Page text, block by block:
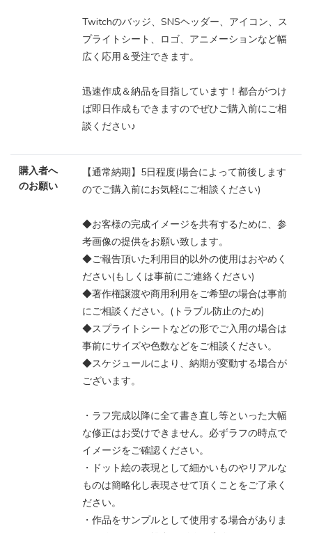
Twitchのバッジ、SNSヘッダー、アイコン、ス
プライトシート、ロゴ、アニメーションなど幅
広く応用＆受注できます。
迅速作成＆納品を目指しています！都合がつけ
ば即日作成もできますのでぜひご購入前にご相
談ください♪
購入者へ
のお願い
【通常納期】5日程度(場合によって前後します
のでご購入前にお気軽にご相談ください)
◆お客様の完成イメージを共有するために、参
考画像の提供をお願い致します。
◆ご報告頂いた利用目的以外の使用はおやめく
ださい(もしくは事前にご連絡ください)
◆著作権譲渡や商用利用をご希望の場合は事前
にご相談ください。(トラブル防止のため)
◆スプライトシートなどの形でご入用の場合は
事前にサイズや色数などをご相談ください。
◆スケジュールにより、納期が変動する場合が
ございます。
・ラフ完成以降に全て書き直し等といった大幅
な修正はお受けできません。必ずラフの時点で
イメージをご確認ください。
・ドット絵の表現として細かいものやリアルな
ものは簡略化し表現させて頂くことをご了承く
ださい。
・作品をサンプルとして使用する場合がありま